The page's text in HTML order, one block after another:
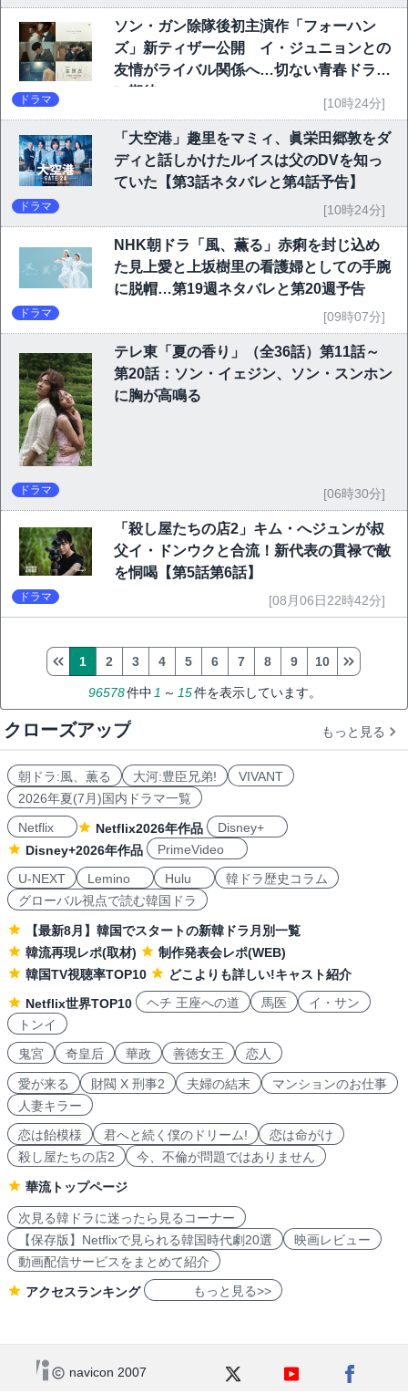
ソン・ガン除隊後初主演作「フォーハン
ズ」新ティザー公開 イ・ジュニョンとの
友情がライバル関係へ…切ない青春ドラマ
に期待
ドラマ [10時24分]
「大空港」趣里をマミィ、眞栄田郷敦をダ
ディと話しかけたルイスは父のDVを知っ
ていた【第3話ネタバレと第4話予告】
ドラマ [10時24分]
NHK朝ドラ「風、薫る」赤痢を封じ込め
た見上愛と上坂樹里の看護婦としての手腕
に脱帽…第19週ネタバレと第20週予告
ドラマ [09時07分]
テレ東「夏の香り」（全36話）第11話～
第20話：ソン・イェジン、ソン・スンホン
に胸が高鳴る
ドラマ [06時30分]
「殺し屋たちの店2」キム・へジュンが叔
父イ・ドンウクと合流！新代表の貫禄で敵
を恫喝【第5話第6話】
ドラマ [08月06日22時42分]
96578件中 1 ～ 15件を表示しています。
1 2 3 4 5 6 7 8 9 10
クローズアップ もっと見る
朝ドラ:風、薫る 大河:豊臣兄弟!
VIVANT
2026年夏(7月)国内ドラマ一覧
Netflix
Netflix2026年作品
Disney+
Disney+2026年作品
PrimeVideo
U-NEXT
Lemino Hulu
韓ドラ歴史コラム
グローバル視点で読む韓国ドラ
【最新8月】韓国でスタートの新韓ドラ月別一覧
韓流再現レポ(取材)
制作発表会レポ(WEB)
韓国TV視聴率TOP10
どこよりも詳しい!キャスト紹介
Netflix世界TOP10
ヘチ 王座への道 馬医
イ・サン
トンイ
鬼宮
奇皇后 華政 善徳女王 恋人
愛が来る 財閥 X 刑事2 夫婦の結末
マンションのお仕事
人妻キラー
恋は飴模様
君へと続く僕のドリーム!
恋は命がけ
殺し屋たちの店2
今、不倫が問題ではありません
華流トップページ
次見る韓ドラに迷ったら見るコーナー
【保存版】Netflixで見られる韓国時代劇20選
映画レビュー
動画配信サービスをまとめて紹介
アクセスランキング もっと見る>>
navicon 2007